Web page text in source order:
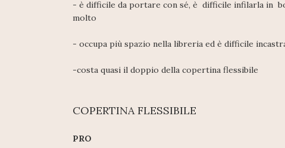
- è difficile da portare con sé, è difficile infilarla in
molto
- occupa più spazio nella libreria ed è difficile
-costa quasi il doppio della copertina flessibile
COPERTINA FLESSIBILE
PRO